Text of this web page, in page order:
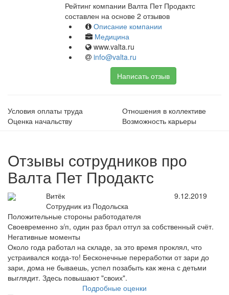
Рейтинг компании Валта Пет Продактс
составлен на основе 2 отзывов
Описание компании
Медицина
www.valta.ru
info@valta.ru
Написать отзыв
Условия оплаты труда
Отношения в коллективе
Оценка начальству
Возможность карьеры
Отзывы сотрудников про
Валта Пет Продактс
Витёк
Сотрудник из Подольска
9.12.2019
Положительные стороны работодателя
Своевременно з/п, один раз брал отгул за собственный счёт.
Негативные моменты
Около года работал на складе, за это время проклял, что
устраивался когда-то! Бесконечные переработки от зари до
зари, дома не бываешь, успел позабыть как жена с детьми
выглядит. Здесь повышают "своих".
Подробные оценки